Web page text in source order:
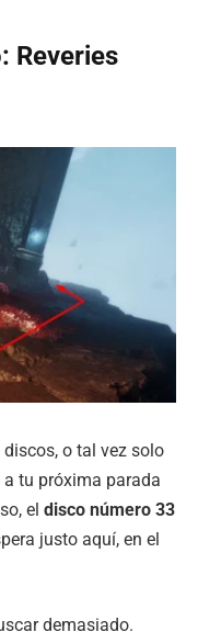
Reveries
o tal vez solo
tu próxima parada
el disco número 33
justo aquí, en el
demasiado.